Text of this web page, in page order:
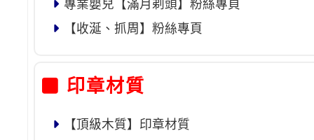
專業嬰兒【滿月剃頭】粉絲專頁
【收涎、抓周】粉絲專頁
印章材質
【頂級木質】印章材質